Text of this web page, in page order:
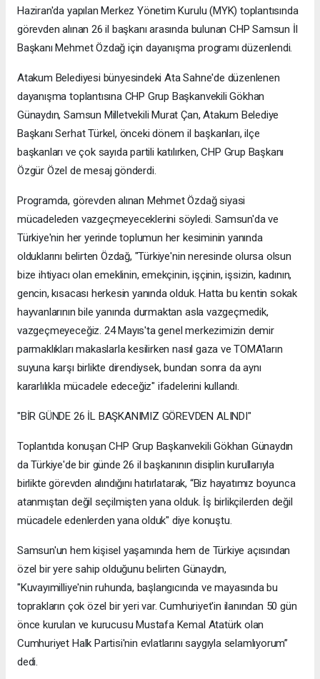
Haziran'da yapılan Merkez Yönetim Kurulu (MYK) toplantısında
görevden alınan 26 il başkanı arasında bulunan CHP Samsun İl
Başkanı Mehmet Özdağ için dayanışma programı düzenlendi.
Atakum Belediyesi bünyesindeki Ata Sahne'de düzenlenen
dayanışma toplantısına CHP Grup Başkanvekili Gökhan
Günaydın, Samsun Milletvekili Murat Çan, Atakum Belediye
Başkanı Serhat Türkel, önceki dönem il başkanları, ilçe
başkanları ve çok sayıda partili katılırken, CHP Grup Başkanı
Özgür Özel de mesaj gönderdi.
Programda, görevden alınan Mehmet Özdağ siyasi
mücadeleden vazgeçmeyeceklerini söyledi. Samsun'da ve
Türkiye'nin her yerinde toplumun her kesiminin yanında
olduklarını belirten Özdağ, "Türkiye'nin neresinde olursa olsun
bize ihtiyacı olan emeklinin, emekçinin, işçinin, işsizin, kadının,
gencin, kısacası herkesin yanında olduk. Hatta bu kentin sokak
hayvanlarının bile yanında durmaktan asla vazgeçmedik,
vazgeçmeyeceğiz. 24 Mayıs'ta genel merkezimizin demir
parmaklıkları makaslarla kesilirken nasıl gaza ve TOMA'ların
suyuna karşı birlikte direndiysek, bundan sonra da aynı
kararlılıkla mücadele edeceğiz" ifadelerini kullandı.
"BİR GÜNDE 26 İL BAŞKANIMIZ GÖREVDEN ALINDI"
Toplantıda konuşan CHP Grup Başkanvekili Gökhan Günaydın
da Türkiye'de bir günde 26 il başkanının disiplin kurullarıyla
birlikte görevden alındığını hatırlatarak, “Biz hayatımız boyunca
atanmıştan değil seçilmişten yana olduk. İş birlikçilerden değil
mücadele edenlerden yana olduk" diye konuştu.
Samsun'un hem kişisel yaşamında hem de Türkiye açısından
özel bir yere sahip olduğunu belirten Günaydın,
"Kuvayımilliye'nin ruhunda, başlangıcında ve mayasında bu
toprakların çok özel bir yeri var. Cumhuriyet'in ilanından 50 gün
önce kurulan ve kurucusu Mustafa Kemal Atatürk olan
Cumhuriyet Halk Partisi'nin evlatlarını saygıyla selamlıyorum”
dedi.